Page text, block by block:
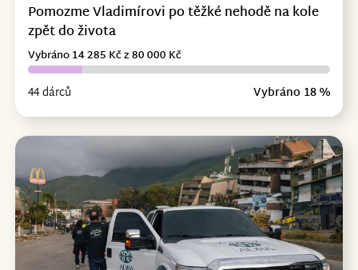
Pomozme Vladimírovi po těžké nehodě na kole
zpět do života
44 dárců Vybráno 18 %
Vybráno 14 285 Kč z 80 000 Kč